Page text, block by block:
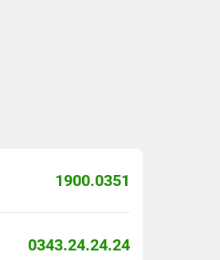
1900.0351
0343.24.24.24